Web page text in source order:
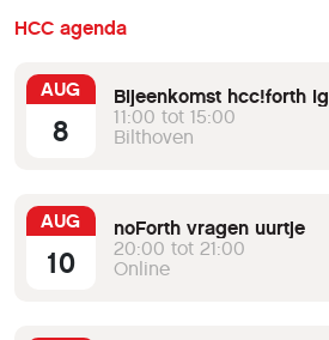
HCC agenda
AUG
8
Bijeenkomst hcc!forth ig
11:00 tot 15:00
Bilthoven
AUG
10
noForth vragen uurtje
20:00 tot 21:00
Online